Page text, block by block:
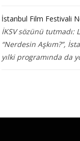
İstanbul Film Festivali
İKSV sözünü tutmadı:
“Nerdesin Aşkım?”,
yılki programında da